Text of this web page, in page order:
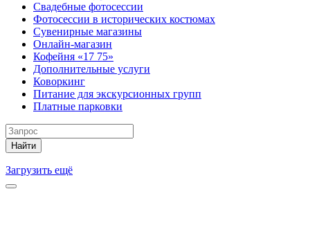
Свадебные фотосессии
Фотосессии в исторических костюмах
Сувенирные магазины
Онлайн-магазин
Кофейня «17 75»
Дополнительные услуги
Коворкинг
Питание для экскурсионных групп
Платные парковки
Найти
Загрузить ещё